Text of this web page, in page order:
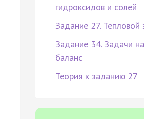
гидроксидов и солей
Задание 27.
Задание 34. Задачи
баланс
Теория к заданию 27